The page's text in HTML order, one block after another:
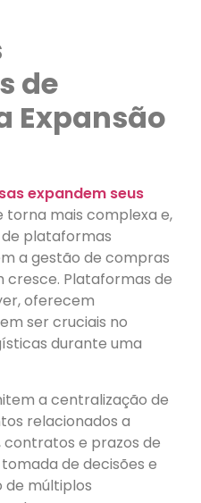
de
Expansão
expandem seus
torna mais complexa e,
de plataformas
a gestão de compras
Plataformas de
oferecem
ser cruciais no
durante uma
a centralização de
relacionados a
e prazos de
de decisões e
múltiplos